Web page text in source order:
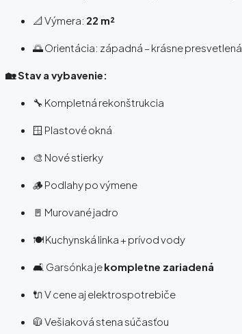
📐 Výmera: 22 m²
🌅 Orientácia: západná – krásne presvetlená
🏡 Stav a vybavenie:
🔧 Kompletná rekonštrukcia
🪟 Plastové okná
🎨 Nové stierky
🪵 Podlahy po výmene
🚪 Murované jadro
🍽️ Kuchynská linka + prívod vody
🛋️ Garsónka jekompletne zariadená
🔌 V cene aj elektrospotrebiče
🧥 Vešiaková stena súčasťou